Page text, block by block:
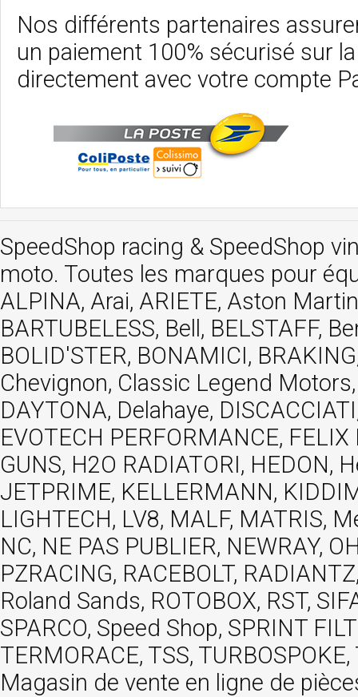
Nos différents partenaires
un paiement 100% sécurisé sur
directement avec votre compte
SpeedShop racing & SpeedShop
moto. Toutes les marques pour
ALPINA, Arai, ARIETE, Aston
BARTUBELESS, Bell, BELSTAFF,
BOLID'STER, BONAMICI,
Chevignon, Classic Legend
DAYTONA, Delahaye,
EVOTECH PERFORMANCE,
GUNS, H2O RADIATORI, HEDON,
JETPRIME, KELLERMANN,
LIGHTECH, LV8, MALF, MATRIS,
NC, NE PAS PUBLIER, NEWRAY,
PZRACING, RACEBOLT,
Roland Sands, ROTOBOX, RST,
SPARCO, Speed Shop, SPRINT
TERMORACE, TSS,
Magasin de vente en ligne de